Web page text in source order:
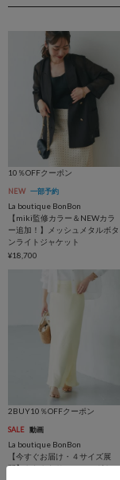
10％OFFクーポン
NEW 一部予約
La boutique BonBon
【miki監修カラー＆NEWカラ
ー追加！】メッシュメタルボタ
ンライトジャケット
¥18,700
2BUY10％OFFクーポン
SALE 動画
La boutique BonBon
【今すぐお届け・４サイズ展
開】きらきらサテンロングナロ